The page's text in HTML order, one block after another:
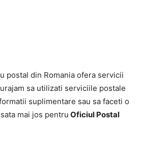
postal din Romania ofera servicii
sa utilizati serviciile postale
suplimentare sau sa faceti o
mai jos pentru Oficiul Postal